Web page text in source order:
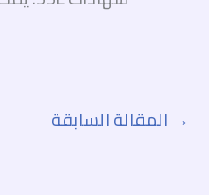
→ المقالة السابقة